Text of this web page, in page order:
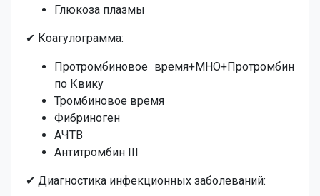
Глюкоза плазмы
✔ Коагулограмма:
Протромбиновое время+МНО+Протромбин
по Квику
Тромбиновое время
Фибриноген
АЧТВ
Антитромбин III
✔ Диагностика инфекционных заболеваний: